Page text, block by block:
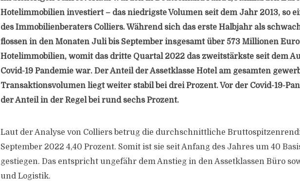
Hotelimmobilien investiert – das niedrigste Volumen seit dem Jahr 2013, so
des Immobilienberaters Colliers. Während sich das erste Halbjahr als
flossen in den Monaten Juli bis September insgesamt über 573 Millionen
Hotelimmobilien, womit das dritte Quartal 2022 das zweitstärkste seit dem
Covid-19 Pandemie war. Der Anteil der Assetklasse Hotel am gesamten
Transaktionsvolumen liegt weiter stabil bei drei Prozent. Vor der Covid-19-
der Anteil in der Regel bei rund sechs Prozent.
Laut der Analyse von Colliers betrug die durchschnittliche
September 2022 4,40 Prozent. Somit ist sie seit Anfang des Jahres um 40
gestiegen. Das entspricht ungefähr dem Anstieg in den Assetklassen Büro
und Logistik.